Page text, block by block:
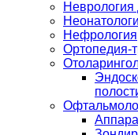
Неврология
Нефрология
Ортопедия-